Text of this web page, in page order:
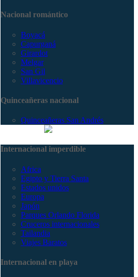
Nacional romántico
Boyacá
Capurganá
Girardot
Melgar
San Gil
Villavicencio
Quinceañeras nacional
Quinceañeras San Andrés
Internacional imperdible
Africa
Egipto y Tierra Santa
Estados unidos
Europa
Japón
Parques Orlando Florida
Cruceros internacionales
Tailandia
Viajes Baratos
Internacional en playa